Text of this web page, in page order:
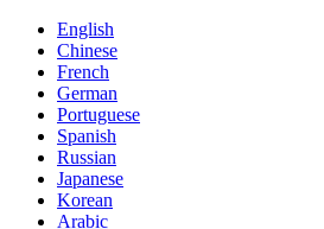
English
Chinese
French
German
Portuguese
Spanish
Russian
Japanese
Korean
Arabic